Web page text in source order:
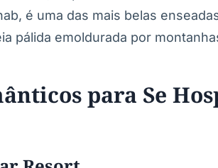
é uma das mais belas
pálida emoldurada por
para Se